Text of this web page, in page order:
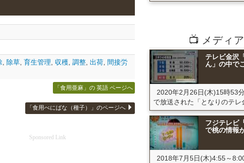
除草 育生管理 収穫 調整 出荷 間接労
「食用亜麻」の 英語 ページへ
「食用べにばな（種子）」のページへ
Sponsored Link
📺 メディ
テレビ金沢
ん」の中で
2020年2月26日(木)15時53
で放送された「となりのテレ
フジテレビ
で桃の情報
2018年7月5日(木)4:55～